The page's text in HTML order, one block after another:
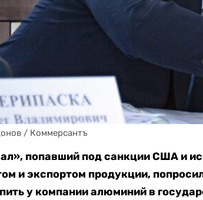
/ Коммерсантъ
попавший под санкции США и
и экспортом продукции,
у компании алюминий в